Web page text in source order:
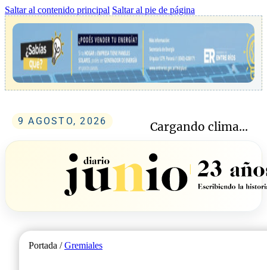
Saltar al contenido principal Saltar al pie de página
9 AGOSTO, 2026 Cargando clima...
Portada /Gremiales